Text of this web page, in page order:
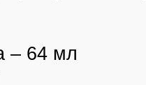
– 64 мл